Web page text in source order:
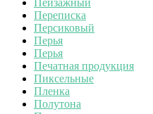
Переписка
Персиковый
Перья
Перья
Печатная продукция
Пиксельные
Пленка
Полутона